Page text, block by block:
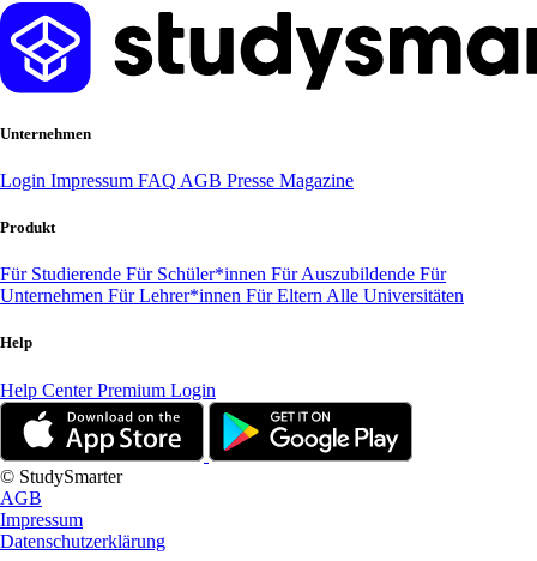
Unternehmen
Login Impressum FAQ AGB Presse Magazine
Produkt
Für Studierende Für Schüler*innen Für Auszubildende Für
Unternehmen Für Lehrer*innen Für Eltern Alle Universitäten
Help
Help CenterPremium Login
© StudySmarter
AGB
Impressum
Datenschutzerklärung